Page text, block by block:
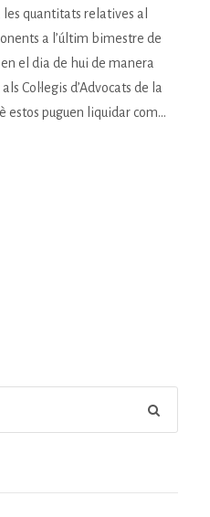
quantitats relatives al
a l’últim bimestre de
el dia de hui de manera
Col·legis d’Advocats de la
estos puguen liquidar com...